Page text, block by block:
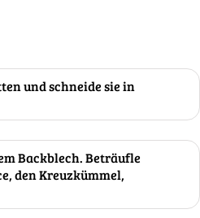
und schneide sie in
Backblech. Beträufle
den Kreuzkümmel,